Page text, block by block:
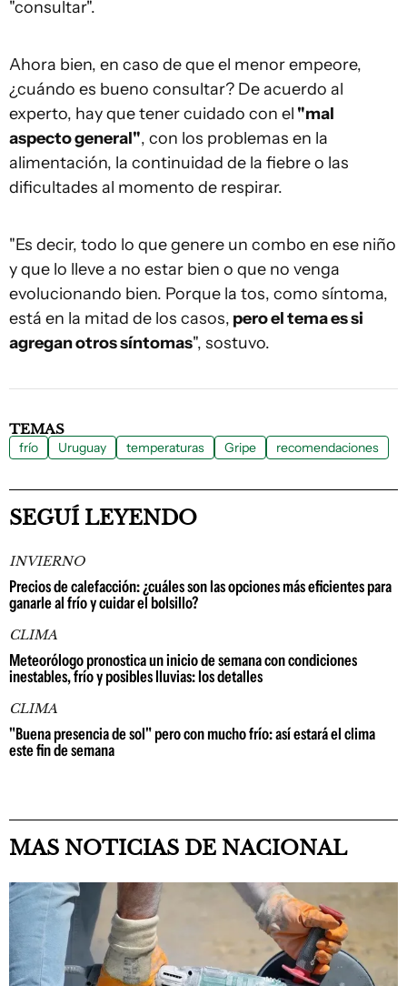
"consultar".
Ahora bien, en caso de que el menor empeore,
¿cuándo es bueno consultar? De acuerdo al
experto, hay que tener cuidado con el "mal
aspecto general", con los problemas en la
alimentación, la continuidad de la fiebre o las
dificultades al momento de respirar.
"Es decir, todo lo que genere un combo en ese niño
y que lo lleve a no estar bien o que no venga
evolucionando bien. Porque la tos, como síntoma,
está en la mitad de los casos, pero el tema es si
agregan otros síntomas", sostuvo.
TEMAS
frío Uruguay temperaturas Gripe recomendaciones
SEGUÍ LEYENDO
INVIERNO
Precios de calefacción: ¿cuáles son las opciones más eficientes para
ganarle al frío y cuidar el bolsillo?
CLIMA
Meteorólogo pronostica un inicio de semana con condiciones
inestables, frío y posibles lluvias: los detalles
CLIMA
"Buena presencia de sol" pero con mucho frío: así estará el clima
este fin de semana
MAS NOTICIAS DE NACIONAL